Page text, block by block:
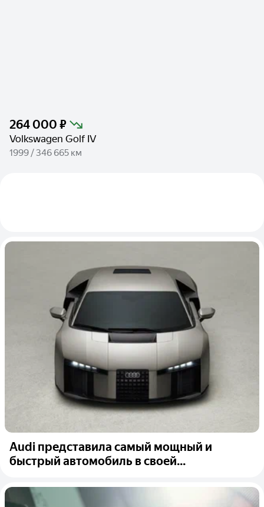
264 000 ₽
Volkswagen Golf IV
1999 / 346 665 км
Audi представила самый мощный и
быстрый автомобиль в своей...